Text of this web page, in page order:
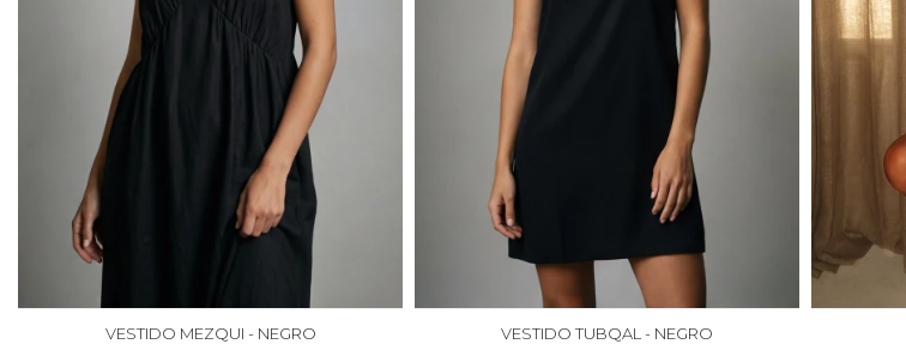
VESTIDO MEZQUI - NEGRO VESTIDO TUBQAL - NEGRO